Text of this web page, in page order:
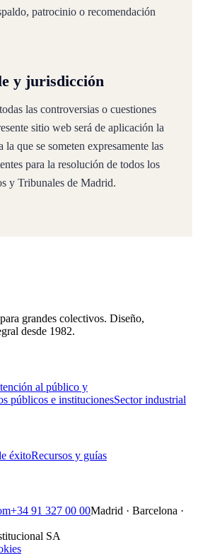
patrocinio o recomendación
y jurisdicción
las controversias o cuestiones
sitio web será de aplicación la
la que se someten expresamente las
para la resolución de todos los
y Tribunales de Madrid.
grandes colectivos. Diseño,
desde 1982.
al público y
públicos e institucionesSector industrial
éxitoRecursos y guías
+34 91 327 00 00Madrid · Barcelona ·
SA